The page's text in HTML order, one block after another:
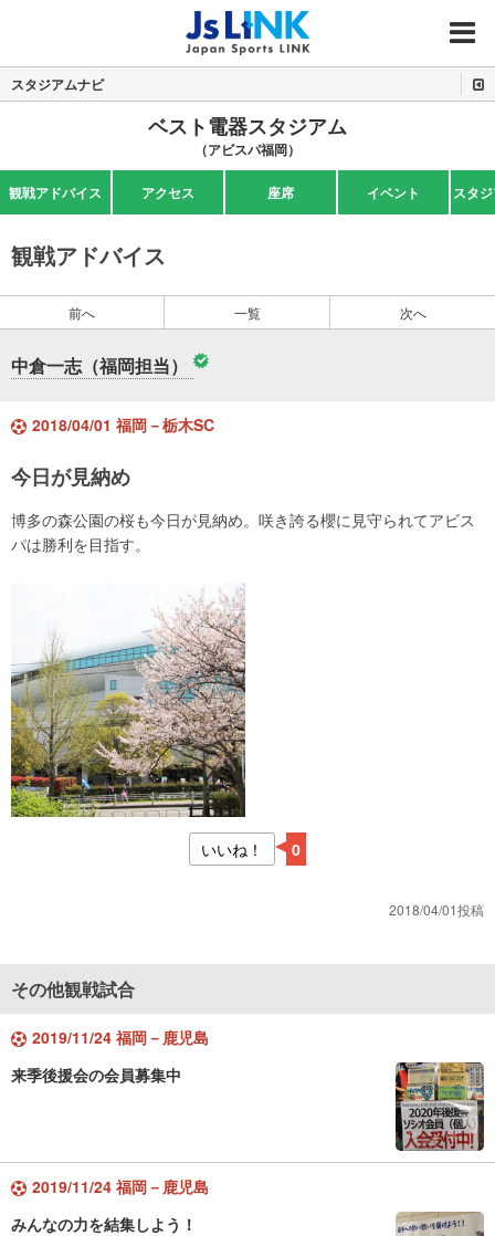
MENU
スタジアムナビ
ベスト電器スタジアム
（アビスパ福岡）
観戦アドバイス アクセス 座席 イベント スタ
観戦アドバイス
前へ 一覧 次へ
中倉一志（福岡担当）
2018/04/01 福岡－栃木SC
今日が見納め
博多の森公園の桜も今日が見納め。咲き誇る櫻に見守られてアビス
パは勝利を目指す。
いいね！ 0
2018/04/01投稿
その他観戦試合
2019/11/24 福岡－鹿児島
来季後援会の会員募集中
2019/11/24 福岡－鹿児島
みんなの力を結集しよう！